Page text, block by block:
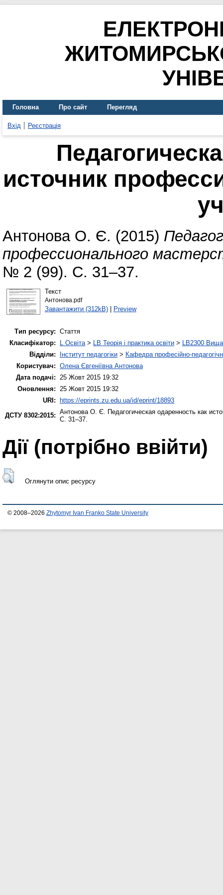
Головна Про сайт Перегляд
Вхід Реєстрація
источник
Антонова О. Є. (2015)
профессионального
№ 2 (99). С. 31–37.
Текст
Антонова.pdf
Завантажити (312kB)| Preview
Тип ресурсу: Стаття
Класифікатор:
L Освіта> LB Теорія і практика освіти > LB2300 Вища
Відділи:
Інститут педагогіки > Кафедра професійно-
Користувач: Олена Євгеніївна Антонова
Дата подачі: 25 Жовт 2015 19:32
Оновлення: 25 Жовт 2015 19:32
URI:
https://eprints.zu.edu.ua/id/eprint/18893
ДСТУ 8302:2015: Антонова О. Є. Педагогическая одаренность как
С. 31–37.
Дії ​​(потрібно ввійти)
Оглянути опис ресурсу
© 2008–2026 Zhytomyr Ivan Franko State University